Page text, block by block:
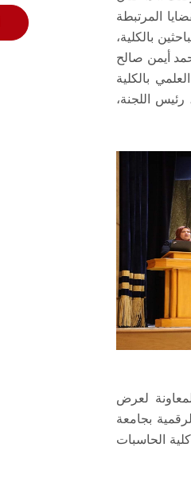
المرتبطة
بالكلية،
أيمن صالح
بالكلية
رئيس اللجنة،
لعرض
بجامعة
الحاسبات